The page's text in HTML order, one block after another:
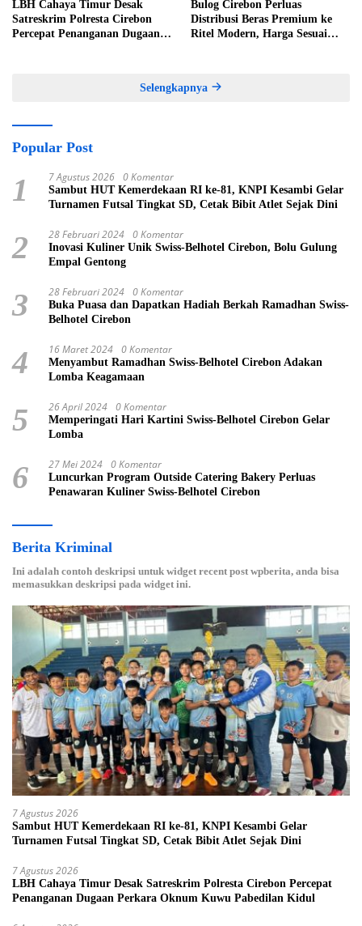
LBH Cahaya Timur Desak
Satreskrim Polresta Cirebon
Percepat Penanganan Dugaan
Bulog Cirebon Perluas
Distribusi Beras Premium ke
Ritel Modern, Harga Sesuai
Selengkapnya
Popular Post
1 7 Agustus 2026 0 Komentar
Sambut HUT Kemerdekaan RI ke-81, KNPI Kesambi Gelar
Turnamen Futsal Tingkat SD, Cetak Bibit Atlet Sejak Dini
2 28 Februari 2024 0 Komentar
Inovasi Kuliner Unik Swiss-Belhotel Cirebon, Bolu Gulung
Empal Gentong
3 28 Februari 2024 0 Komentar
Buka Puasa dan Dapatkan Hadiah Berkah Ramadhan Swiss-
Belhotel Cirebon
4 16 Maret 2024 0 Komentar
Menyambut Ramadhan Swiss-Belhotel Cirebon Adakan
Lomba Keagamaan
5 26 April 2024 0 Komentar
Memperingati Hari Kartini Swiss-Belhotel Cirebon Gelar
Lomba
6 27 Mei 2024 0 Komentar
Luncurkan Program Outside Catering Bakery Perluas
Penawaran Kuliner Swiss-Belhotel Cirebon
Berita Kriminal
Ini adalah contoh deskripsi untuk widget recent post wpberita, anda bisa
memasukkan deskripsi pada widget ini.
7 Agustus 2026
Sambut HUT Kemerdekaan RI ke-81, KNPI Kesambi Gelar
Turnamen Futsal Tingkat SD, Cetak Bibit Atlet Sejak Dini
7 Agustus 2026
LBH Cahaya Timur Desak Satreskrim Polresta Cirebon Percepat
Penanganan Dugaan Perkara Oknum Kuwu Pabedilan Kidul